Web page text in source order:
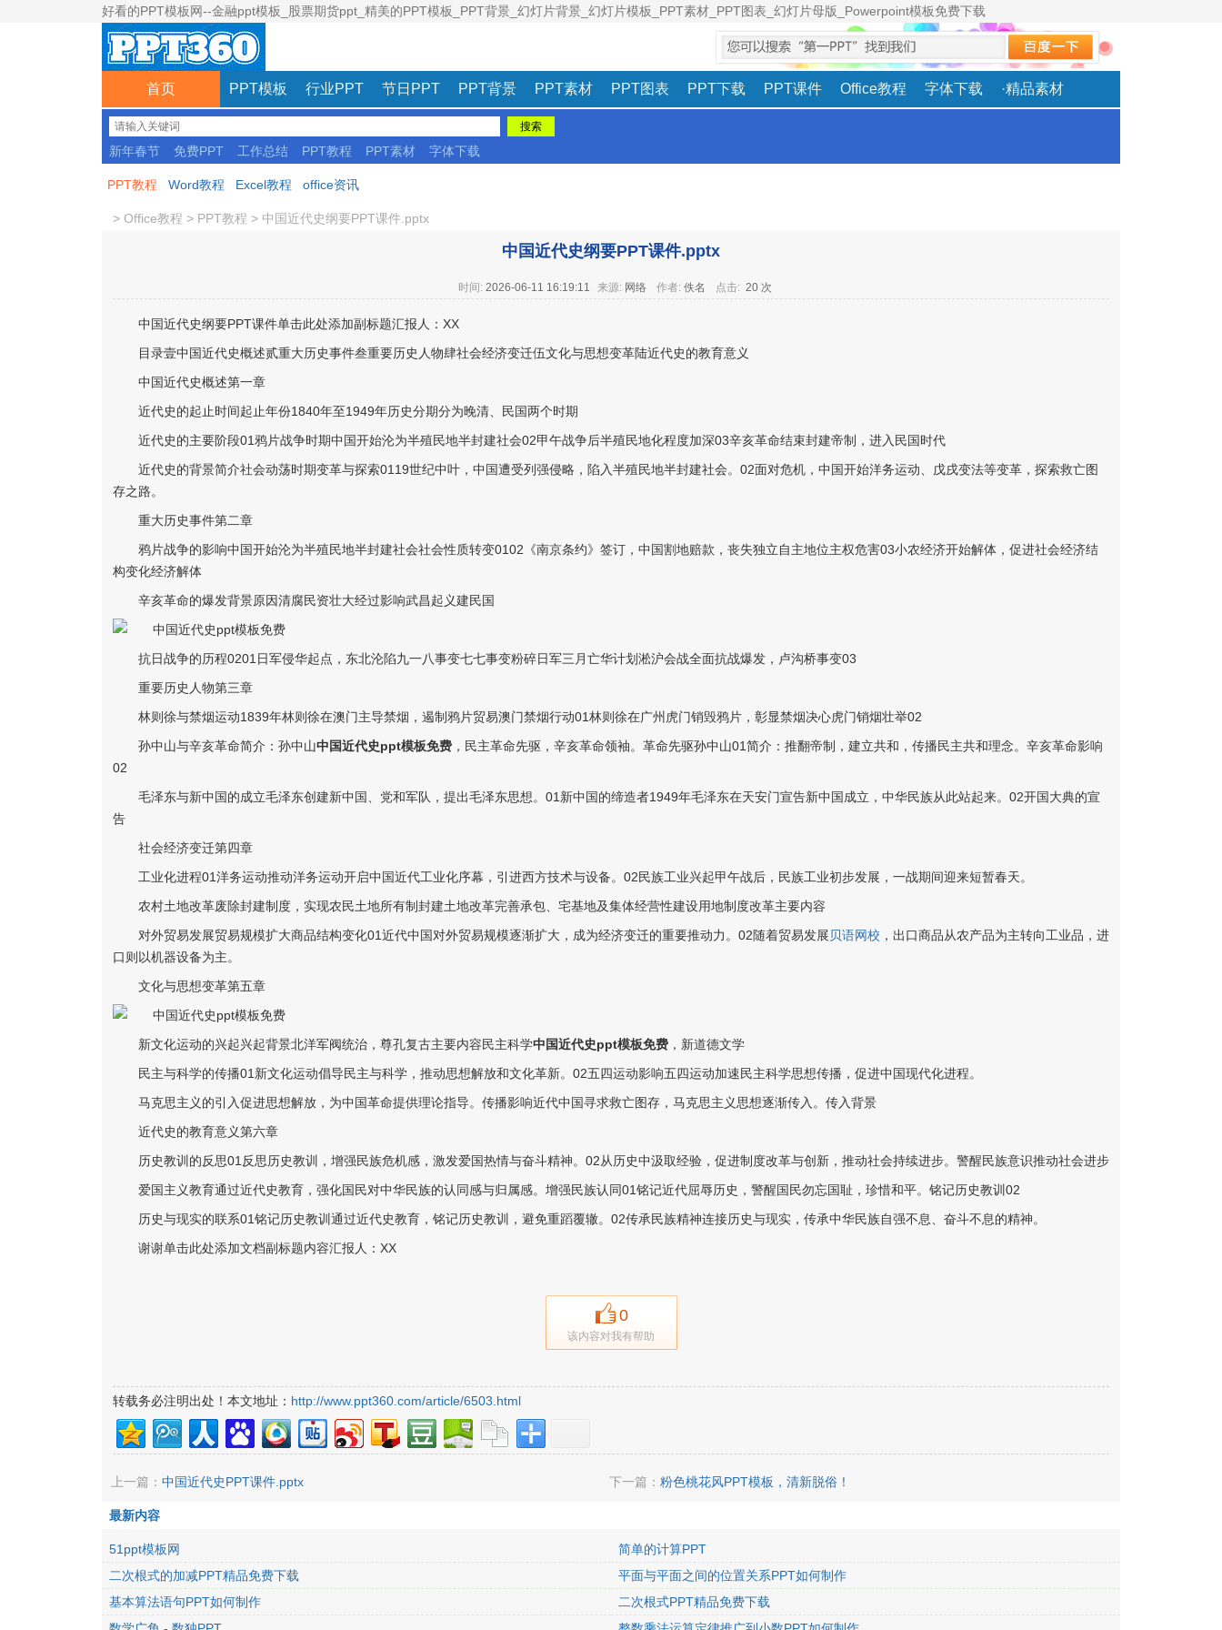
好看的PPT模板网--金融ppt模板_股票期货ppt_精美的PPT模板_PPT背景_幻灯片背景_幻灯片模板_PPT素材_PPT图表_幻灯片母版_Powerpoint模板免费下载
素材分享 | 网站地图 | TAG标签 | RSS订阅 | 加入收藏
首页 PPT模板 行业PPT 节日PPT PPT背景 PPT素材 PPT图表 PPT下载 PPT课件 Office教程 字体下载 ·精品素材
新年春节 免费PPT 工作总结 PPT教程 PPT素材
字体下载
PPT教程
Word教程 Excel教程 office资讯
> Office教程 > PPT教程 > 中国近代史纲要PPT课件.pptx
中国近代史纲要PPT课件.pptx
时间: 2026-06-11 16:19:11 来源: 网络 作者: 佚名 点击: 20 次
中国近代史纲要PPT课件单击此处添加副标题汇报人：XX
目录壹中国近代史概述贰重大历史事件叁重要历史人物肆社会经济变迁伍文化与思想变革陆近代史的教育意义
中国近代史概述第一章
近代史的起止时间起止年份1840年至1949年历史分期分为晚清、民国两个时期
近代史的主要阶段01鸦片战争时期中国开始沦为半殖民地半封建社会02甲午战争后半殖民地化程度加深03辛亥革命结束封建帝制，进入民国时代
近代史的背景简介社会动荡时期变革与探索0119世纪中叶，中国遭受列强侵略，陷入半殖民地半封建社会。02面对危机，中国开始洋务运动、戊戌变法等变革，探索救亡图
存之路。
重大历史事件第二章
鸦片战争的影响中国开始沦为半殖民地半封建社会社会性质转变0102《南京条约》签订，中国割地赔款，丧失独立自主地位主权危害03小农经济开始解体，促进社会经济结
构变化经济解体
辛亥革命的爆发背景原因清腐民资壮大经过影响武昌起义建民国
抗日战争的历程0201日军侵华起点，东北沦陷九一八事变七七事变粉碎日军三月亡华计划淞沪会战全面抗战爆发，卢沟桥事变03
重要历史人物第三章
林则徐与禁烟运动1839年林则徐在澳门主导禁烟，遏制鸦片贸易澳门禁烟行动01林则徐在广州虎门销毁鸦片，彰显禁烟决心虎门销烟壮举02
孙中山与辛亥革命简介：孙中山中国近代史ppt模板免费 ，民主革命先驱，辛亥革命领袖。革命先驱孙中山01简介：推翻帝制，建立共和，传播民主共和理念。辛亥革命影响
02
毛泽东与新中国的成立毛泽东创建新中国、党和军队，提出毛泽东思想。01新中国的缔造者1949年毛泽东在天安门宣告新中国成立，中华民族从此站起来。02开国大典的宣
告
社会经济变迁第四章
工业化进程01洋务运动推动洋务运动开启中国近代工业化序幕，引进西方技术与设备。02民族工业兴起甲午战后，民族工业初步发展，一战期间迎来短暂春天。
农村土地改革废除封建制度，实现农民土地所有制封建土地改革完善承包、宅基地及集体经营性建设用地制度改革主要内容
对外贸易发展贸易规模扩大商品结构变化01近代中国对外贸易规模逐渐扩大，成为经济变迁的重要推动力。02随着贸易发展贝语网校 ，出口商品从农产品为主转向工业品，进
口则以机器设备为主。
文化与思想变革第五章
新文化运动的兴起兴起背景北洋军阀统治，尊孔复古主要内容民主科学中国近代史ppt模板免费 ，新道德文学
民主与科学的传播01新文化运动倡导民主与科学，推动思想解放和文化革新。02五四运动影响五四运动加速民主科学思想传播，促进中国现代化进程。
马克思主义的引入促进思想解放，为中国革命提供理论指导。传播影响近代中国寻求救亡图存，马克思主义思想逐渐传入。传入背景
近代史的教育意义第六章
历史教训的反思01反思历史教训，增强民族危机感，激发爱国热情与奋斗精神。02从历史中汲取经验，促进制度改革与创新，推动社会持续进步。警醒民族意识推动社会进步
爱国主义教育通过近代史教育，强化国民对中华民族的认同感与归属感。增强民族认同01铭记近代屈辱历史，警醒国民勿忘国耻，珍惜和平。铭记历史教训02
历史与现实的联系01铭记历史教训通过近代史教育，铭记历史教训，避免重蹈覆辙。02传承民族精神连接历史与现实，传承中华民族自强不息、奋斗不息的精神。
谢谢单击此处添加文档副标题内容汇报人：XX
0
该内容对我有帮助
转载务必注明出处！本文地址： http://www.ppt360.com/article/6503.html
上一篇： 中国近代史PPT课件.pptx 下一篇： 粉色桃花风PPT模板，清新脱俗！
最新内容
51ppt模板网
简单的计算PPT
二次根式的加减PPT精品免费下载
平面与平面之间的位置关系PPT如何制作
基本算法语句PPT如何制作
二次根式PPT精品免费下载